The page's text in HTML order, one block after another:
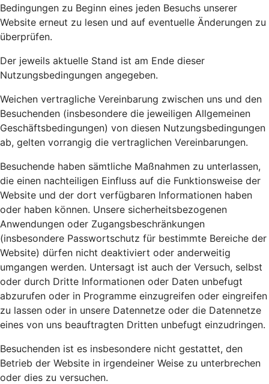
Bedingungen zu Beginn eines jeden Besuchs unserer
Website erneut zu lesen und auf eventuelle Änderungen zu
überprüfen.
Der jeweils aktuelle Stand ist am Ende dieser
Nutzungsbedingungen angegeben.
Weichen vertragliche Vereinbarung zwischen uns und den
Besuchenden (insbesondere die jeweiligen Allgemeinen
Geschäftsbedingungen) von diesen Nutzungsbedingungen
ab, gelten vorrangig die vertraglichen Vereinbarungen.
Besuchende haben sämtliche Maßnahmen zu unterlassen,
die einen nachteiligen Einfluss auf die Funktionsweise der
Website und der dort verfügbaren Informationen haben
oder haben können. Unsere sicherheitsbezogenen
Anwendungen oder Zugangsbeschränkungen
(insbesondere Passwortschutz für bestimmte Bereiche der
Website) dürfen nicht deaktiviert oder anderweitig
umgangen werden. Untersagt ist auch der Versuch, selbst
oder durch Dritte Informationen oder Daten unbefugt
abzurufen oder in Programme einzugreifen oder eingreifen
zu lassen oder in unsere Datennetze oder die Datennetze
eines von uns beauftragten Dritten unbefugt einzudringen.
Besuchenden ist es insbesondere nicht gestattet, den
Betrieb der Website in irgendeiner Weise zu unterbrechen
oder dies zu versuchen.